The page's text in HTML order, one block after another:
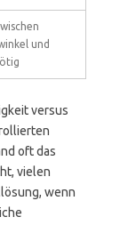
und
versus
oft das
vielen
wenn